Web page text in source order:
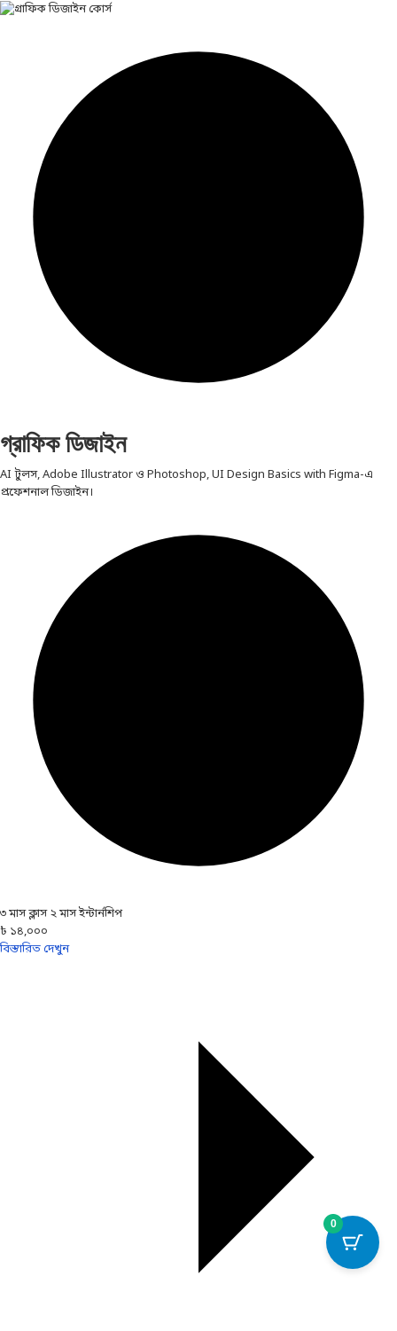
গ্রাফিক ডিজাইন
AI টুলস, Adobe Illustrator ও Photoshop, UI Design Basics with Figma-এ
প্রফেশনাল ডিজাইন।
৩ মাস ক্লাস ২ মাস ইন্টার্নশিপ
৳ ১৪,০০০
বিস্তারিত দেখুন
0